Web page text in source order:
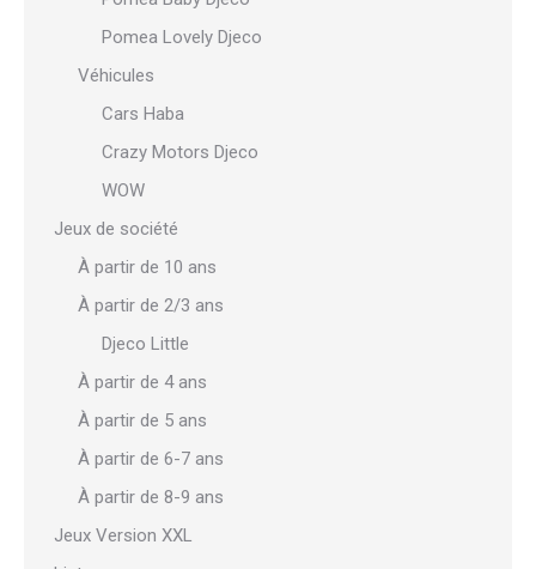
Pomea Lovely Djeco
Véhicules
Cars Haba
Crazy Motors Djeco
WOW
Jeux de société
À partir de 10 ans
À partir de 2/3 ans
Djeco Little
À partir de 4 ans
À partir de 5 ans
À partir de 6-7 ans
À partir de 8-9 ans
Jeux Version XXL